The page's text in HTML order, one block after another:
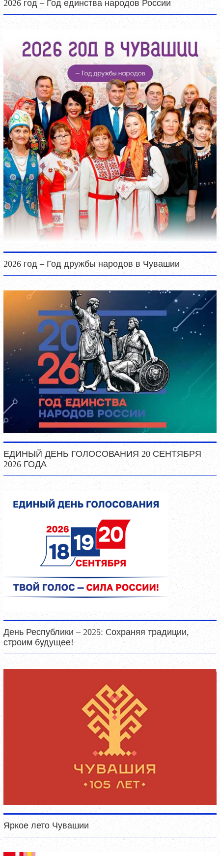
2026 год – Год единства народов России
2026 год – Год дружбы народов в Чувашии
ЕДИНЫЙ ДЕНЬ ГОЛОСОВАНИЯ 20 СЕНТЯБРЯ
2026 ГОДА
День Республики – 2025: Cохраняя традиции,
строим будущее!
Яркое лето Чувашии